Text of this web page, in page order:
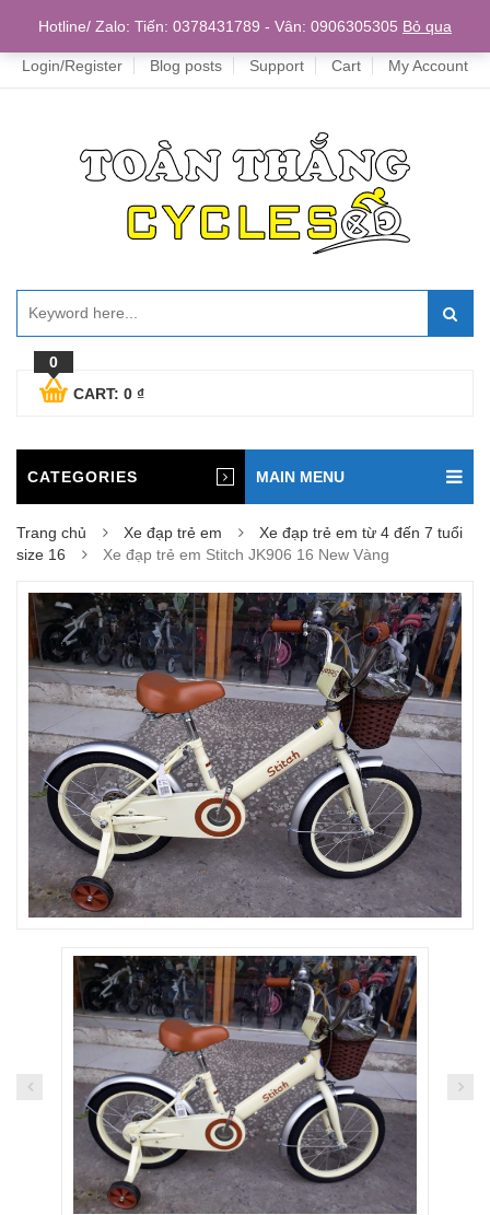
Home
Login/Register Blog posts Support Cart My Account
0
CART: 0 ₫
CATEGORIES MAIN MENU
Trang chủ Xe đạp trẻ em
Xe đạp trẻ em từ 4 đến 7 tuổi
size 16
Xe đạp trẻ em Stitch JK906 16 New Vàng
Hotline/ Zalo: Tiến: 0378431789 - Vân: 0906305305 Bỏ qua